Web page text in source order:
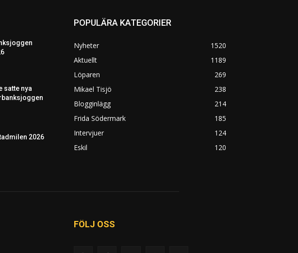
satte nya
2026
POPULÄRA KATEGORIER
Nyheter
1520
Aktuellt
1189
Löparen
269
Mikael Tisjö
238
Blogginlägg
214
Frida Södermark
185
Intervjuer
124
Eskil
120
FÖLJ OSS